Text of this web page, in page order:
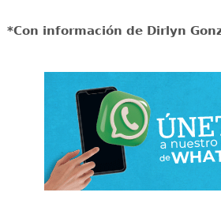
*Con información de Dirlyn